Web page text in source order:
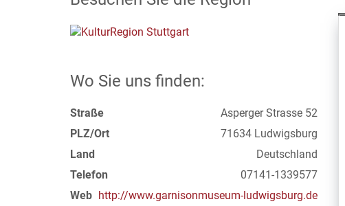
Wo Sie uns finden:
Straße
Asperger Strasse 52
PLZ/Ort
71634 Ludwigsburg
Land
Deutschland
Telefon
07141-1339577
Web http://www.garnisonmuseum-ludwigsburg.de